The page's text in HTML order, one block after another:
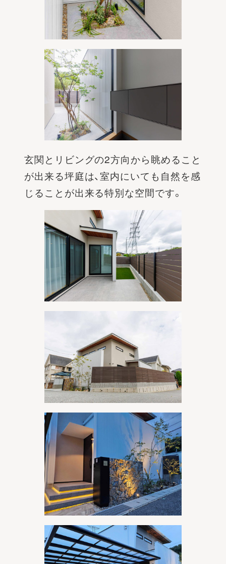
玄関とリビングの2方向から眺めること
が出来る坪庭は、室内にいても自然を感
じることが出来る特別な空間です。